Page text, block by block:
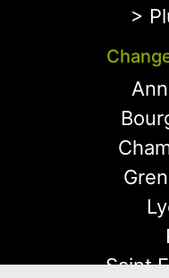
>
Saint